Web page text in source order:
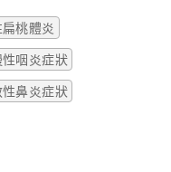
桃體炎
咽炎症狀
鼻炎症狀